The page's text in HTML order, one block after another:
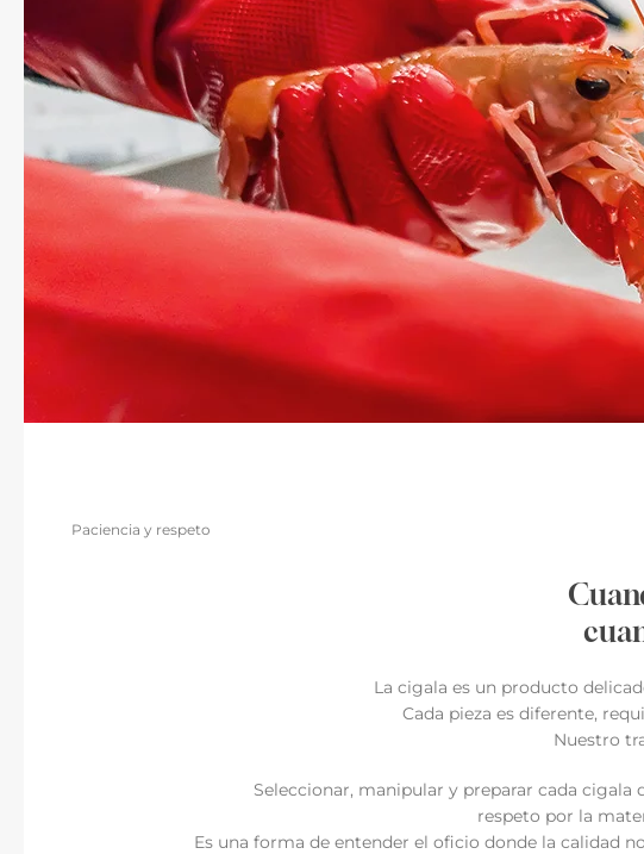
Paciencia y respeto
La cigala es un producto
Cada pieza es diferente,
Nuestro
Seleccionar, manipular y preparar cada
respeto por la
Es una forma de entender el oficio donde la calidad